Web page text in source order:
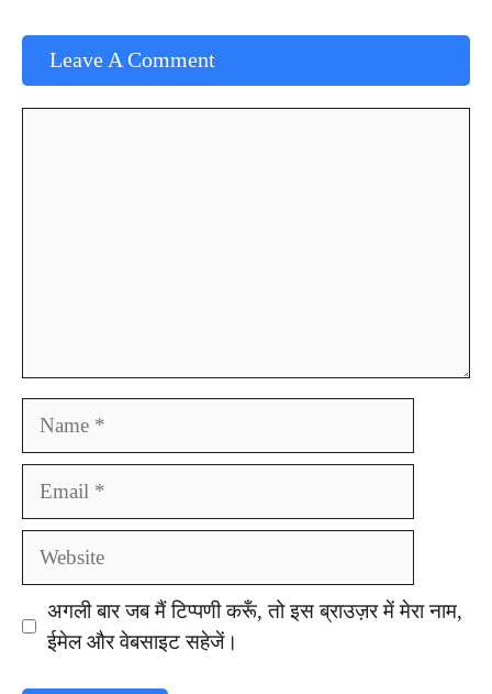
Leave A Comment
अगली बार जब मैं टिप्पणी करूँ, तो इस ब्राउज़र में मेरा नाम,
ईमेल और वेबसाइट सहेजें।